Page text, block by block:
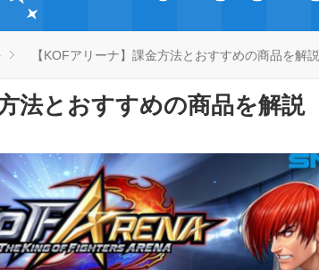
【KOFアリーナ】課金方法とおすすめの商品を解説
法とおすすめの商品を解説